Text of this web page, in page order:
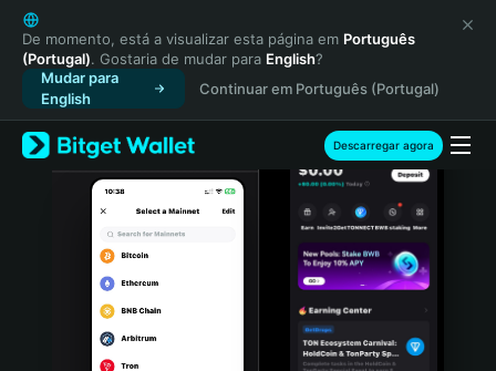
English
日本語
Tiếng Việt
Русский
Español (Latinoamérica)
Türkçe
Italiano
Português (Portugal)
Bahasa Indonesia
De momento, está a visualizar esta página em Português
(Portugal). Gostaria de mudar para English?
Mudar para
English
Continuar em Português (Portugal)
Descarregar agora